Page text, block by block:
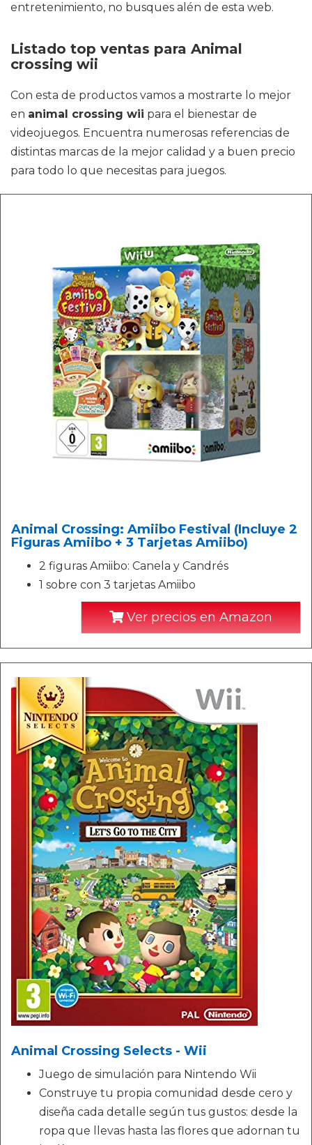
entretenimiento, no busques alén de esta web.
Listado top ventas para Animal
crossing wii
Con esta de productos vamos a mostrarte lo mejor
en animal crossing wii para el bienestar de
videojuegos. Encuentra numerosas referencias de
distintas marcas de la mejor calidad y a buen precio
para todo lo que necesitas para juegos.
Animal Crossing: Amiibo Festival (Incluye 2
Figuras Amiibo + 3 Tarjetas Amiibo)
2 figuras Amiibo: Canela y Candrés
1 sobre con 3 tarjetas Amiibo
Ver precios en Amazon
Animal Crossing Selects - Wii
Juego de simulación para Nintendo Wii
Construye tu propia comunidad desde cero y
diseña cada detalle según tus gustos: desde la
ropa que llevas hasta las flores que adornan tu